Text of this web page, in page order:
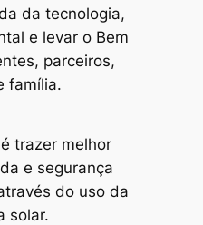
da tecnologia,
e levar o Bem
parceiros,
família.
trazer melhor
e segurança
do uso da
solar.